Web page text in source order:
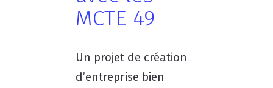
MCTE 49
Un projet de création
d’entreprise bien